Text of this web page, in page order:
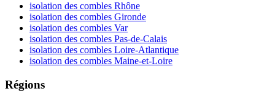
isolation des combles Rhône
isolation des combles Gironde
isolation des combles Var
isolation des combles Pas-de-Calais
isolation des combles Loire-Atlantique
isolation des combles Maine-et-Loire
Régions